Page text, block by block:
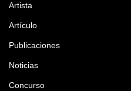
Artista
Artículo
Publicaciones
Noticias
Concurso